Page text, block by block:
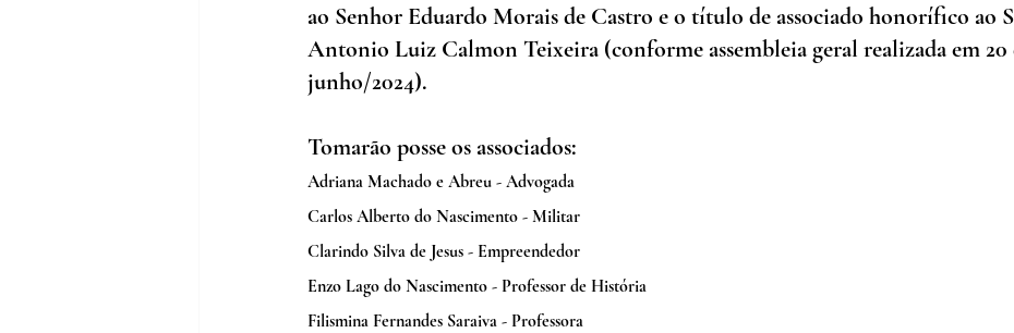
ao Senhor Eduardo Morais de Castro e o título de associado honorífico ao
Antonio Luiz Calmon Teixeira (conforme assembleia geral realizada em 20
junho/2024).
Tomarão posse os associados:
Adriana Machado e Abreu - Advogada
Carlos Alberto do Nascimento - Militar
Clarindo Silva de Jesus - Empreendedor
Enzo Lago do Nascimento - Professor de História
Filismina Fernandes Saraiva - Professora